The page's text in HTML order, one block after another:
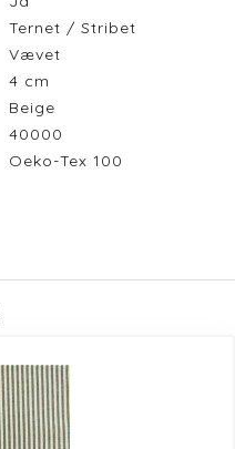
Ternet / Stribet
Vævet
4 cm
Beige
40000
Oeko-Tex 100